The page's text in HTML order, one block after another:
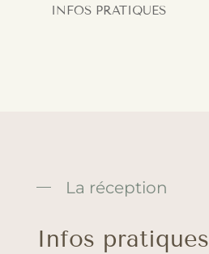
INFOS PRATIQUES
La réception
Infos pratiques